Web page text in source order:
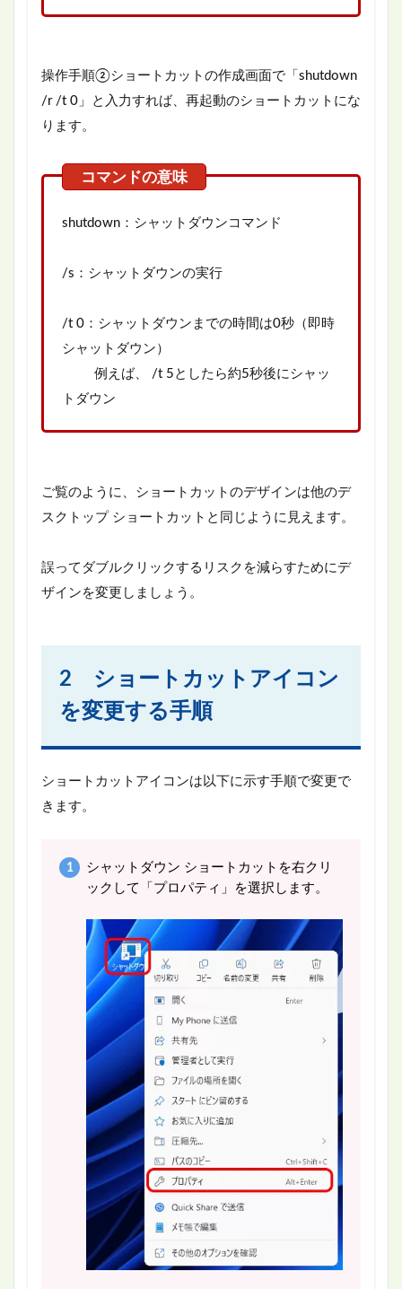
操作手順②ショートカットの作成画面で「shutdown
/r /t 0」と入力すれば、再起動のショートカットにな
ります。
shutdown：シャットダウンコマンド
/s：シャットダウンの実行
/t 0：シャットダウンまでの時間は0秒（即時
シャットダウン）
例えば、 /t 5としたら約5秒後にシャッ
トダウン
ご覧のように、ショートカットのデザインは他のデ
スクトップ ショートカットと同じように見えます。
誤ってダブルクリックするリスクを減らすためにデ
ザインを変更しましょう。
2 ショートカットアイコン
を変更する手順
ショートカットアイコンは以下に示す手順で変更で
きます。
シャットダウン ショートカットを右クリ
ックして「プロパティ」を選択します。